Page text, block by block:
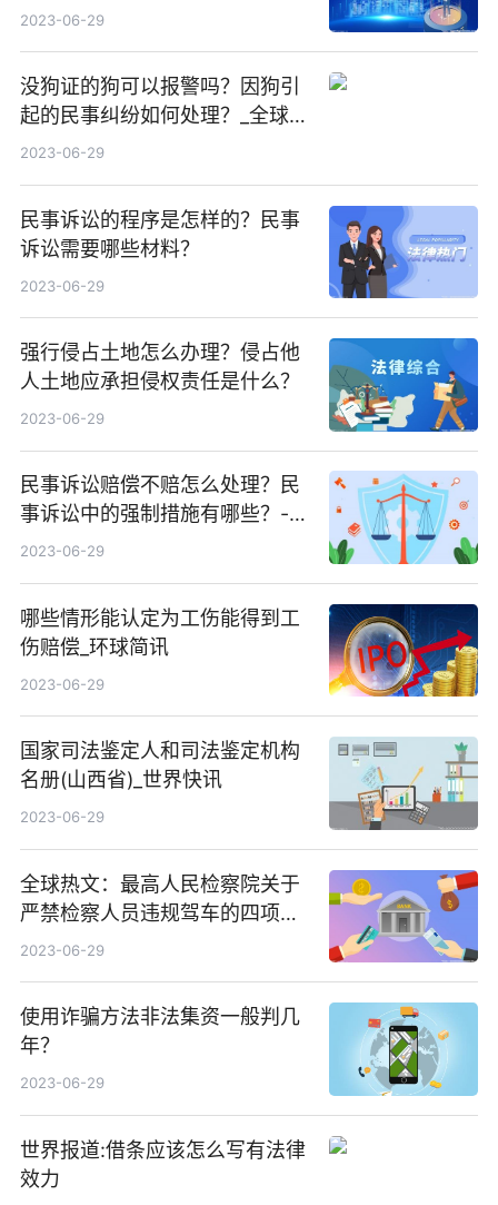
费用怎么算？
2023-06-29
没狗证的狗可以报警吗？因狗引
起的民事纠纷如何处理？_全球观
焦点
2023-06-29
民事诉讼的程序是怎样的？民事
诉讼需要哪些材料？
2023-06-29
强行侵占土地怎么办理？侵占他
人土地应承担侵权责任是什么？
2023-06-29
民事诉讼赔偿不赔怎么处理？民
事诉讼中的强制措施有哪些？-天
天新资讯
2023-06-29
哪些情形能认定为工伤能得到工
伤赔偿_环球简讯
2023-06-29
国家司法鉴定人和司法鉴定机构
名册(山西省)_世界快讯
2023-06-29
全球热文：最高人民检察院关于
严禁检察人员违规驾车的四项规
定
2023-06-29
使用诈骗方法非法集资一般判几
年？
2023-06-29
世界报道:借条应该怎么写有法律
效力